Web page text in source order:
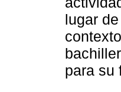
lugar
para su